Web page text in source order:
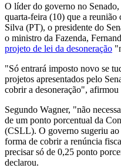
O líder do governo no
quarta-feira (10) que a
Silva (PT), o presidente do
o ministro da Fazenda,
projeto de lei da desoneração
"Só entrará imposto novo se
projetos apresentados pelo
cobrir a desoneração", afirmou
Segundo Wagner, "não
de um ponto porcentual da
(CSLL). O governo sugeriu
forma de cobrir a renúncia
precisar só de 0,25 ponto
declarou.